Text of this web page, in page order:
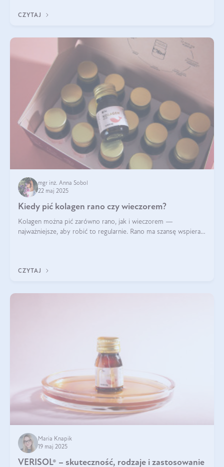
CZYTAJ
mgr inż. Anna Sobol
22 maj 2025
Kiedy pić kolagen rano czy wieczorem?
Kolagen można pić zarówno rano, jak i wieczorem —
najważniejsze, aby robić to regularnie. Rano ma szansę wspierać
CZYTAJ
Maria Knapik
19 maj 2025
VERISOL® – skuteczność, rodzaje i zastosowanie